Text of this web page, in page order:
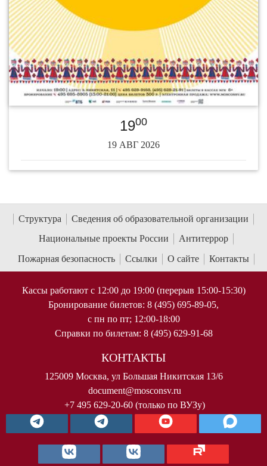
1900
19 АВГ 2026
Структура
Сведения об образовательной организации
Национальные проекты России
Антитеррор
Пожарная безопасность
Ссылки О сайте Контакты
Кассы работают с 12:00 до 19:00 (перерыв 15:00-15:30)
Бронирование билетов: 8 (495) 695-89-05,
с пн по пт; 12:00-18:00
Справки по билетам: 8 (495) 629-91-68
КОНТАКТЫ
125009 Москва, ул Большая Никитская 13/6
document@mosconsv.ru
+7 495 629-20-60 (только по ВУЗу)